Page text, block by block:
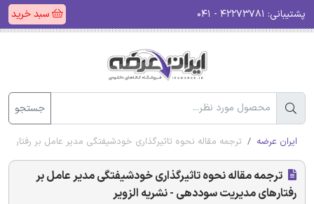
پشتیبانی: سبد خرید
جستجو
ایران عرضه ترجمه مقاله نحوه تاثیرگذاری خودشیفتگی مدیر عامل بر
ترجمه مقاله نحوه تاثیرگذاری خودشیفتگی مدیر عامل بر
رفتارهای مدیریت سوددهی - نشریه الزویر